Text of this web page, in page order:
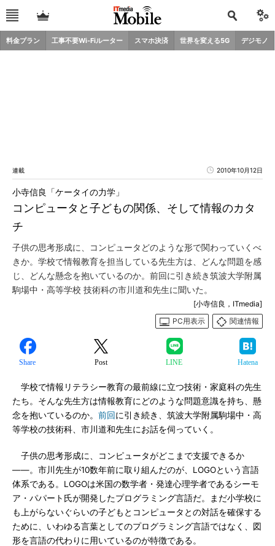
料金プラン 工事不要Wi-Fiルーター スマホ決済 世界を変える5G デジモノ
連載 2010年10月12日
コンピュータと子どもの関係、そして情報のカタ
チ
小寺信良「ケータイの力学」
子供の思考形成に、コンピュータどのような形で関わっていくべ
きか。学校で情報教育を担当している先生方は、どんな問題を感
じ、どんな懸念を抱いているのか。前回に引き続き筑波大学附属
駒場中・高等学校 技術科の市川道和先生に聞いた。
[小寺信良，ITmedia]
PC用表示
関連情報
Share Post LINE Hatena
学校で情報リテラシー教育の最前線に立つ技術・家庭科の先生
たち。そんな先生方は情報教育にどのような問題意識を持ち、懸
念を抱いているのか。 前回に引き続き、筑波大学附属駒場中・高
等学校の技術科、市川道和先生にお話を伺っていく。
子供の思考形成に、コンピュータがどこまで支援できるか
――。市川先生が10数年前に取り組んだのが、LOGOという言語
体系である。LOGOは米国の数学者・発達心理学者であるシーモ
ア・パパート氏が開発したプログラミング言語だ。まだ小学校に
も上がらないぐらいの子どもとコンピュータとの対話を確保する
ために、いわゆる言葉としてのプログラミング言語ではなく、図
形を言語の代わりに用いているのが特徴である。